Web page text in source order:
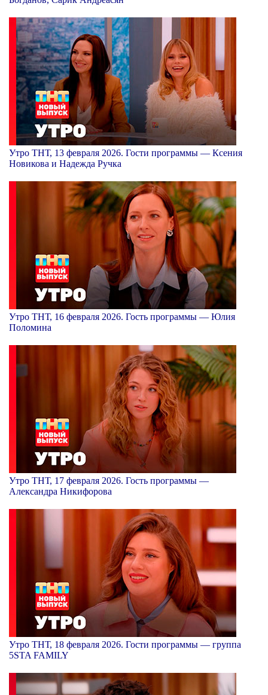
Утро ТНТ, 13 февраля 2026. Гости программы — Ксения
Новикова и Надежда Ручка
Утро ТНТ, 16 февраля 2026. Гость программы — Юлия
Поломина
Утро ТНТ, 17 февраля 2026. Гость программы —
Александра Никифорова
Утро ТНТ, 18 февраля 2026. Гости программы — группа
5STA FAMILY